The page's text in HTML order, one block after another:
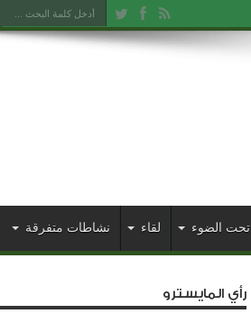
تحت الضوء لقاء نشاطات متفرقة
رأي المايسترو